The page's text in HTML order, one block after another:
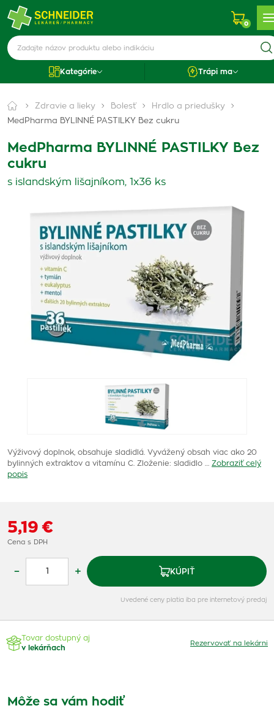
0
Kategórie Trápi ma
Zdravie a lieky Bolesť
Hrdlo a priedušky
MedPharma BYLINNÉ PASTILKY Bez cukru
MedPharma BYLINNÉ PASTILKY Bez
cukru
s islandským lišajníkom, 1x36 ks
Výživový doplnok, obsahuje sladidlá. Vyvážený obsah viac ako 20
bylinných extraktov a vitamínu C. Zloženie: sladidlo …
Zobraziť celý
popis
5,19 €
Cena s DPH
– + KÚPIŤ
Uvedené ceny platia iba pre internetový predaj
Tovar dostupný aj
v lekárňach
Rezervovať na lekárni
Môže sa vám hodiť